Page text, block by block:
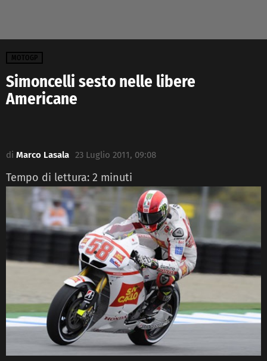
MOTOGP
Simoncelli sesto nelle libere
Americane
di Marco Lasala 23 Luglio 2011, 09:08
Tempo di lettura: 2 minuti